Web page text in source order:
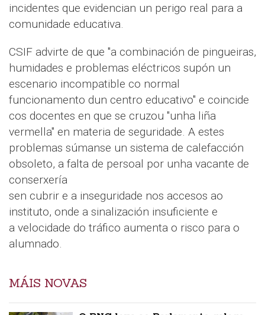
incidentes que evidencian un perigo real para a
comunidade educativa.
CSIF advirte de que "a combinación de pingueiras,
humidades e problemas eléctricos supón un
escenario incompatible co normal
funcionamento dun centro educativo" e coincide
cos docentes en que se cruzou "unha liña
vermella" en materia de seguridade. A estes
problemas súmanse un sistema de calefacción
obsoleto, a falta de persoal por unha vacante de
conserxería
sen cubrir e a inseguridade nos accesos ao
instituto, onde a sinalización insuficiente e
a velocidade do tráfico aumenta o risco para o
alumnado.
MÁIS NOVAS